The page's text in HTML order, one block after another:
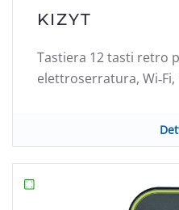
KIZYT
Tastiera 12 tasti retro
elettroserratura, Wi‑Fi,